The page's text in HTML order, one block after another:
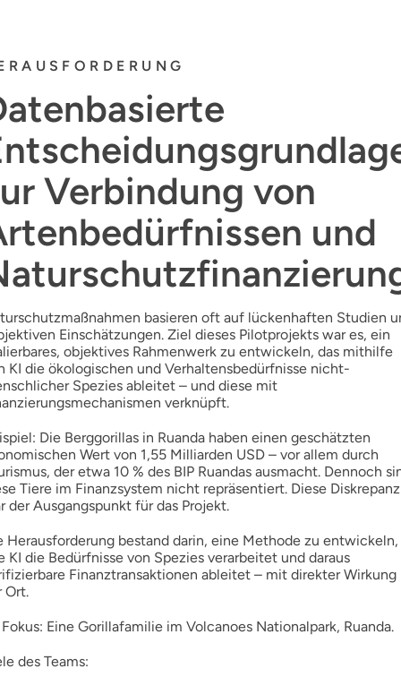
Verbindung von
und
basieren oft auf lückenhaften Studien
Einschätzungen. Ziel dieses Pilotprojekts war es, ein
objektives Rahmenwerk zu entwickeln, das mithilfe
KI die ökologischen und Verhaltensbedürfnisse nicht-
Spezies ableitet – und diese mit
verknüpft.
Die Berggorillas in Ruanda haben einen geschätzten
Wert von 1,55 Milliarden USD – vor allem durch
der etwa 10 % des BIP Ruandas ausmacht. Dennoch
Tiere im Finanzsystem nicht repräsentiert. Diese Diskrepanz
der Ausgangspunkt für das Projekt.
Herausforderung bestand darin, eine Methode zu entwickeln,
KI die Bedürfnisse von Spezies verarbeitet und daraus
Finanztransaktionen ableitet – mit direkter Wirkung
Ort.
Eine Gorillafamilie im Volcanoes Nationalpark, Ruanda.
des Teams: